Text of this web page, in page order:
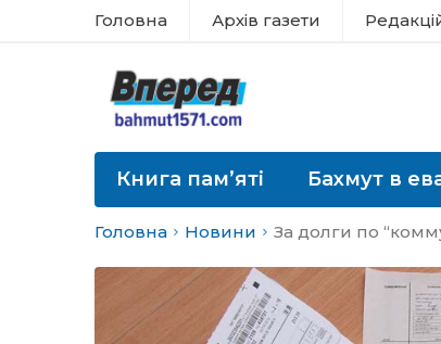
Головна Архів газети
Книга пам’яті Бахмут в
Головна Новини За долги по